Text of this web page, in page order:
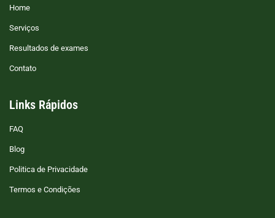
Home
Serviços
Resultados de exames
Contato
Links Rápidos
FAQ
Blog
Politica de Privacidade
Termos e Condições